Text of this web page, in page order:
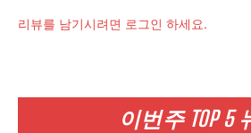
이번주 TOP 5
리뷰를 남기시려면 로그인 하세요.